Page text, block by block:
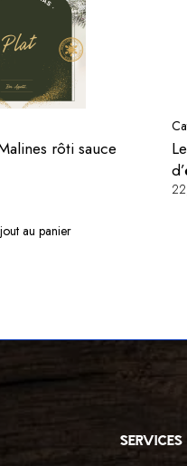
rôti sauce
au panier
services